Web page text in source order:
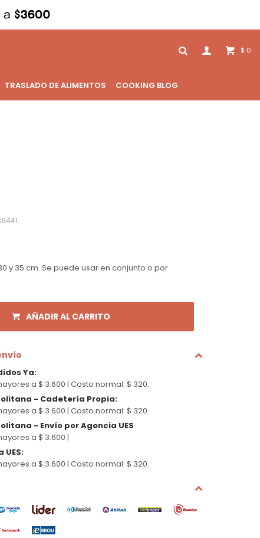
TRASLADO DE ALIMENTOS COOKING BLOG
$ 0
y 35 cm. Se puede usar en conjunto o por
AÑADIR AL CARRITO
Ya:
a $ 3.600 | Costo normal: $ 320.
- Cadetería Propia:
a $ 3.600 | Costo normal: $ 320.
- Envío por Agencia UES
a $ 3.600 |
:
a $ 3.600 | Costo normal: $ 320.